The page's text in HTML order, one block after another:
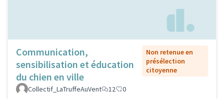
Communication,
sensibilisation et éducation
du chien en ville
Non retenue en
présélection
citoyenne
Collectif_LaTruffeAuVent 12 0